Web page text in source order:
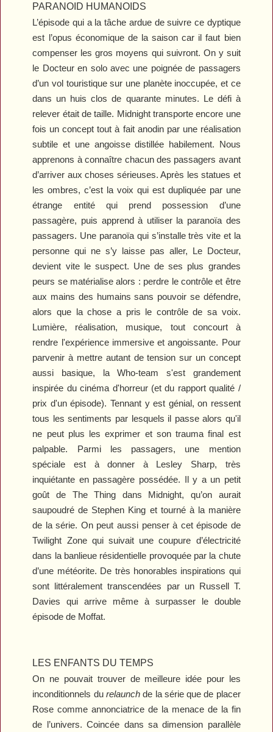
PARANOID HUMANOIDS
L’épisode qui a la tâche ardue de suivre ce dyptique
est l’opus économique de la saison car il faut bien
compenser les gros moyens qui suivront. On y suit
le Docteur en solo avec une poignée de passagers
d’un vol touristique sur une planète inoccupée, et ce
dans un huis clos de quarante minutes. Le défi à
relever était de taille. Midnighttransporte encore une
fois un concept tout à fait anodin par une réalisation
subtile et une angoisse distillée habilement. Nous
apprenons à connaître chacun des passagers avant
d’arriver aux choses sérieuses. Après les statues et
les ombres, c’est la voix qui est dupliquée par une
étrange entité qui prend possession d’une
passagère, puis apprend à utiliser la paranoïa des
passagers. Une paranoïa qui s’installe très vite et la
personne qui ne s’y laisse pas aller, Le Docteur,
devient vite le suspect. Une de ses plus grandes
peurs se matérialise alors : perdre le contrôle et être
aux mains des humains sans pouvoir se défendre,
alors que la chose a pris le contrôle de sa voix.
Lumière, réalisation, musique, tout concourt à
rendre l'expérience immersive et angoissante. Pour
parvenir à mettre autant de tension sur un concept
aussi basique, la Who-team s'est grandement
inspirée du cinéma d'horreur (et du rapport qualité /
prix d'un épisode). Tennant y est génial, on ressent
tous les sentiments par lesquels il passe alors qu'il
ne peut plus les exprimer et son trauma final est
palpable. Parmi les passagers, une mention
spéciale est à donner à Lesley Sharp, très
inquiétante en passagère possédée. Il y a un petit
goût de The Thing dans Midnight, qu’on aurait
saupoudré de Stephen King et tourné à la manière
de la série. On peut aussi penser à cet épisode de
Twilight Zonequi suivait une coupure d’électricité
dans la banlieue résidentielle provoquée par la chute
d’une météorite. De très honorables inspirations qui
sont littéralement transcendées par un Russell T.
Davies qui arrive même à surpasser le double
épisode de Moffat.
LES ENFANTS DU TEMPS
On ne pouvait trouver de meilleure idée pour les
inconditionnels du relaunchde la série que de placer
Rose comme annonciatrice de la menace de la fin
de l’univers. Coincée dans sa dimension parallèle